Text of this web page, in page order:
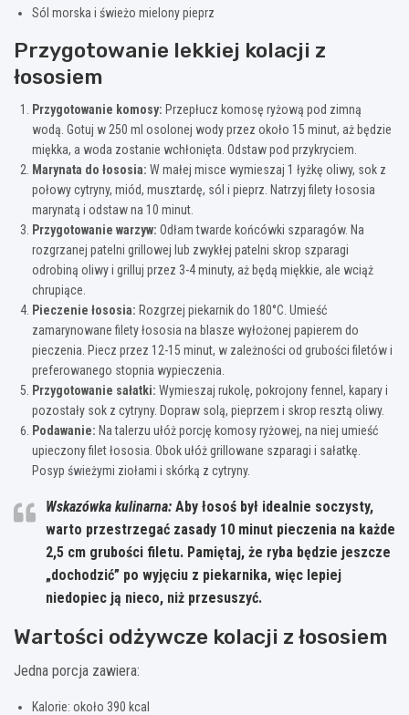
Sól morska i świeżo mielony pieprz
Przygotowanie lekkiej kolacji z
łososiem
Przygotowanie komosy: Przepłucz komosę ryżową pod zimną
wodą. Gotuj w 250 ml osolonej wody przez około 15 minut, aż będzie
miękka, a woda zostanie wchłonięta. Odstaw pod przykryciem.
Marynata do łososia: W małej misce wymieszaj 1 łyżkę oliwy, sok z
połowy cytryny, miód, musztardę, sól i pieprz. Natrzyj filety łososia
marynatą i odstaw na 10 minut.
Przygotowanie warzyw: Odłam twarde końcówki szparagów. Na
rozgrzanej patelni grillowej lub zwykłej patelni skrop szparagi
odrobiną oliwy i grilluj przez 3-4 minuty, aż będą miękkie, ale wciąż
chrupiące.
Pieczenie łososia: Rozgrzej piekarnik do 180°C. Umieść
zamarynowane filety łososia na blasze wyłożonej papierem do
pieczenia. Piecz przez 12-15 minut, w zależności od grubości filetów i
preferowanego stopnia wypieczenia.
Przygotowanie sałatki: Wymieszaj rukolę, pokrojony fennel, kapary i
pozostały sok z cytryny. Dopraw solą, pieprzem i skrop resztą oliwy.
Podawanie: Na talerzu ułóż porcję komosy ryżowej, na niej umieść
upieczony filet łososia. Obok ułóż grillowane szparagi i sałatkę.
Posyp świeżymi ziołami i skórką z cytryny.
Wskazówka kulinarna: Aby łosoś był idealnie soczysty,
warto przestrzegać zasady 10 minut pieczenia na każde
2,5 cm grubości filetu. Pamiętaj, że ryba będzie jeszcze
„dochodzić” po wyjęciu z piekarnika, więc lepiej
niedopiec ją nieco, niż przesuszyć.
Wartości odżywcze kolacji z łososiem
Jedna porcja zawiera:
Kalorie: około 390 kcal